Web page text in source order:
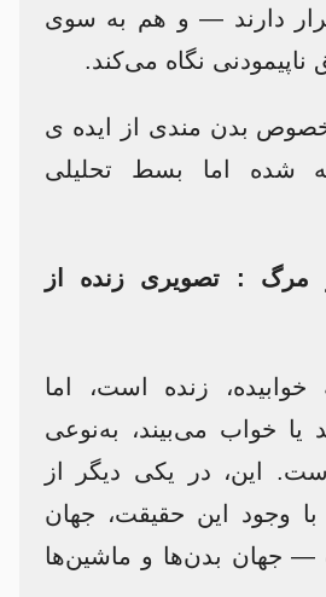
دارند — و هم به سوی
نگاه می‌کند.
بدن مندی از ایده ی
شده اما بسط تحلیلی
: تصویری زنده از
زنده است، اما
یا خواب می‌بیند، به‌نوعی
این، در یکی دیگر از
با وجود این حقیقت، جهان
جهان بدن‌ها و ماشین‌ها